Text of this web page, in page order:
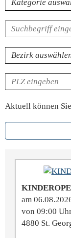
Volltextsuche
für
Veranstaltungen
Bezirk
PLZ
Aktuell können
am
von 09:00
4880 St.